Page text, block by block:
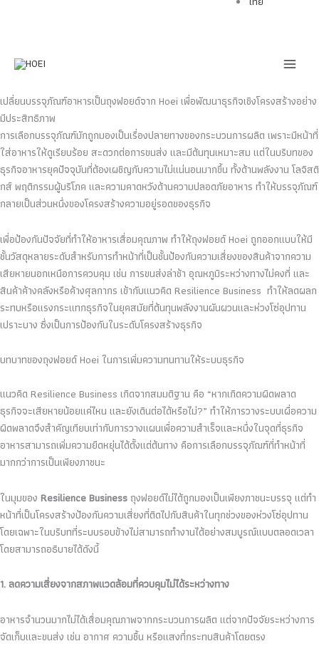
เปลี่ยนบรรจุภัณฑ์อาหารเป็นถุงฟอยด์จาก Hoei เพื่อพัฒนาธุรกิจเชิงโครงสร้างอย่าง
มีประสิทธิภาพ
การเลือกบรรจุภัณฑ์มักถูกมองเป็นเรื่องปลายทางของกระบวนการผลิต เพราะมีหน้าที่
ใส่อาหารให้ดูเรียบร้อย สะดวกต่อการขนส่ง และมีต้นทุนเหมาะสม แต่ในบริบทของ
ธุรกิจอาหารยุคปัจจุบันที่ต้องเผชิญกับความไม่แน่นอนมากขึ้น ทั้งด้านพลังงาน โลจิสติ
กส์ พฤติกรรมผู้บริโภค และความคาดหวังด้านความปลอดภัยอาหาร ทำให้บรรจุภัณฑ์
กลายเป็นส่วนหนึ่งของโครงสร้างความอยู่รอดของธุรกิจ
เพื่อป้องกันปัจจัยที่ทำให้อาหารเสื่อมคุณภาพ ทำให้ถุงฟอยด์ Hoei ถูกออกแบบให้มี
ชั้นวัสดุหลายระดับสำหรับการทำหน้าที่เป็นชั้นป้องกันความเสี่ยงของสินค้าจากความ
เสียหายนอกเหนือการควบคุม เช่น การขนส่งล่าช้า อุณหภูมิระหว่างทางไม่คงที่ และ
สินค้าค้างคลังหรือค้างศุลกากร เข้ากับแนวคิด Resilience Business ทำให้ลดผลก
ระทบหรือแรงกระแทกธุรกิจในยุคสมัยที่ต้นทุนพลังงานผันผวนและห่วงโซ่อุปทาน
เปราะบาง ซึ่งเป็นการป้องกันในระดับโครงสร้างธุรกิจ
บทบาทของถุงฟอยด์ Hoei ในการเพิ่มความทนทานให้ระบบธุรกิจ
แนวคิด Resilience Business เกิดจากสมมติฐาน คือ “หากเกิดความผิดพลาด
ธุรกิจจะเสียหายน้อยแค่ไหน และยังเดินต่อได้หรือไม่?” ทำให้การวางระบบเผื่อความ
ผิดพลาดจึงสำคัญเทียบเท่ากับการวางแผนเพื่อความสำเร็จและหนึ่งในจุดที่ธุรกิจ
อาหารสามารถเพิ่มความยืดหยุ่นได้ตั้งแต่ต้นทาง คือการเลือกบรรจุภัณฑ์ที่ทำหน้าที่
มากกว่าการเป็นเพียงภาชนะ
ในมุมของ Resilience Business ถุงฟอยด์ไม่ได้ถูกมองเป็นเพียงภาชนะบรรจุ แต่ทำ
หน้าที่เป็นโครงสร้างป้องกันความเสี่ยงที่ติดไปกับสินค้าในทุกช่วงของห่วงโซ่อุปทาน
โดยเฉพาะในบริบทที่ระบบรอบข้างไม่สามารถทำงานได้อย่างสมบูรณ์แบบตลอดเวลา
โดยสามารถอธิบายได้ดังนี้
1. ลดความเสี่ยงจากสภาพแวดล้อมที่ควบคุมไม่ได้ระหว่างทาง
อาหารจำนวนมากไม่ได้เสื่อมคุณภาพจากกระบวนการผลิต แต่จากปัจจัยระหว่างการ
จัดเก็บและขนส่ง เช่น อากาศ ความชื้น หรือแสงที่กระทบสินค้าโดยตรง